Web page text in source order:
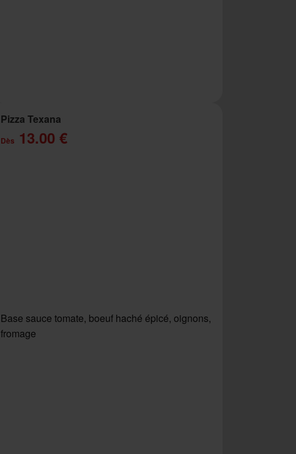
Pizza Texana
Dès 13.00 €
Base sauce tomate, boeuf haché épicé, oignons,
fromage